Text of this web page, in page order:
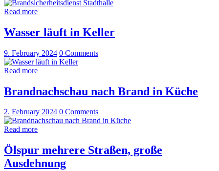
Read more
Wasser läuft in Keller
9. February 2024 0 Comments
Read more
Brandnachschau nach Brand in Küche
2. February 2024 0 Comments
Read more
Ölspur mehrere Straßen, große
Ausdehnung